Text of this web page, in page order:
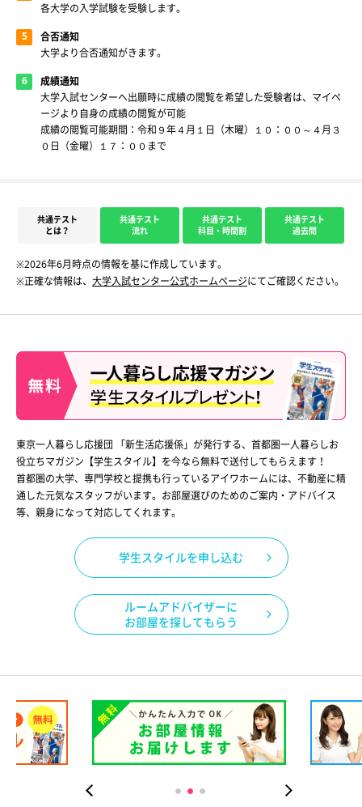
各大学の入学試験を受験します。
合否通知
大学より合否通知がきます。
成績通知
大学入試センターへ出願時に成績の閲覧を希望した受験者は、マイペ
ージより自身の成績の閲覧が可能
成績の閲覧可能期間：令和９年４月１日（木曜）１０：００～４月３
０日（金曜）１７：００まで
共通テスト
とは？
共通テスト
流れ
共通テスト
科目・時間割
共通テスト
過去問
※2026年6月時点の情報を基に作成しています。
※正確な情報は、 大学入試センター公式ホームページにてご確認ください。
東京一人暮らし応援団 「新生活応援係」が発行する、首都圏一人暮らしお
役立ちマガジン【学生スタイル】を今なら無料で送付してもらえます！
首都圏の大学、専門学校と提携も行っているアイワホームには、不動産に精
通した元気なスタッフがいます。お部屋選びのためのご案内・アドバイス
等、親身になって対応してくれます。
学生スタイルを申し込む
ルームアドバイザーに
お部屋を探してもらう